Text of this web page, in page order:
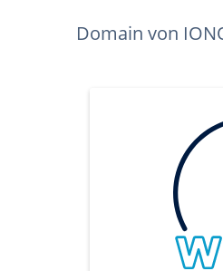
Domain von